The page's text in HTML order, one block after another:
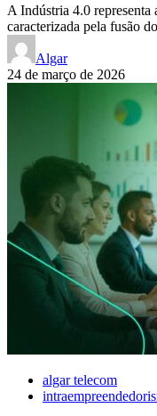
A Indústria 4.0
caracterizada pela fusão
Algar
24 de março de 2026
algar telecom